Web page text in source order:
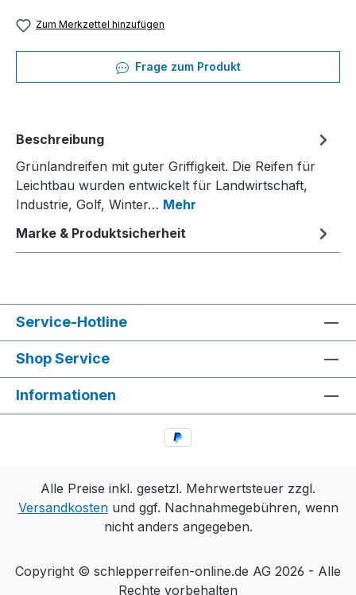
Zum Merkzettel hinzufügen
Frage zum Produkt
Beschreibung
Grünlandreifen mit guter Griffigkeit. Die Reifen für
Leichtbau wurden entwickelt für Landwirtschaft,
Industrie, Golf, Winter… Mehr
Marke & Produktsicherheit
Service-Hotline
Shop Service
Informationen
Alle Preise inkl. gesetzl. Mehrwertsteuer zzgl.
Versandkostenund ggf. Nachnahmegebühren, wenn
nicht anders angegeben.
Copyright © schlepperreifen-online.de AG 2026 - Alle
Rechte vorbehalten